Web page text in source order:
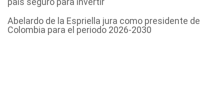
Abelardo de la Espriella jura como presidente de
Colombia para el periodo 2026-2030